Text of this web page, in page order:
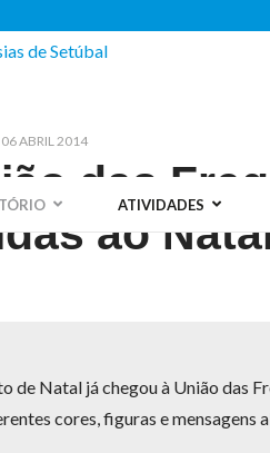
ATIVIDADES
06 ABRIL 2014
das
ao
de Natal já chegou à União das
cores, figuras e mensagens